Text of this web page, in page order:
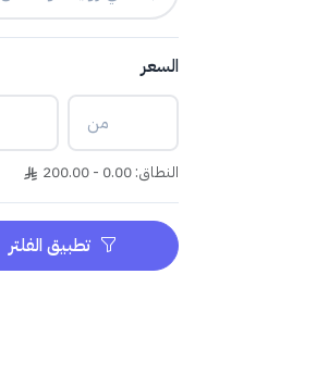
السعر
النطاق: 0.00 - 200.00
تطبيق الفلتر